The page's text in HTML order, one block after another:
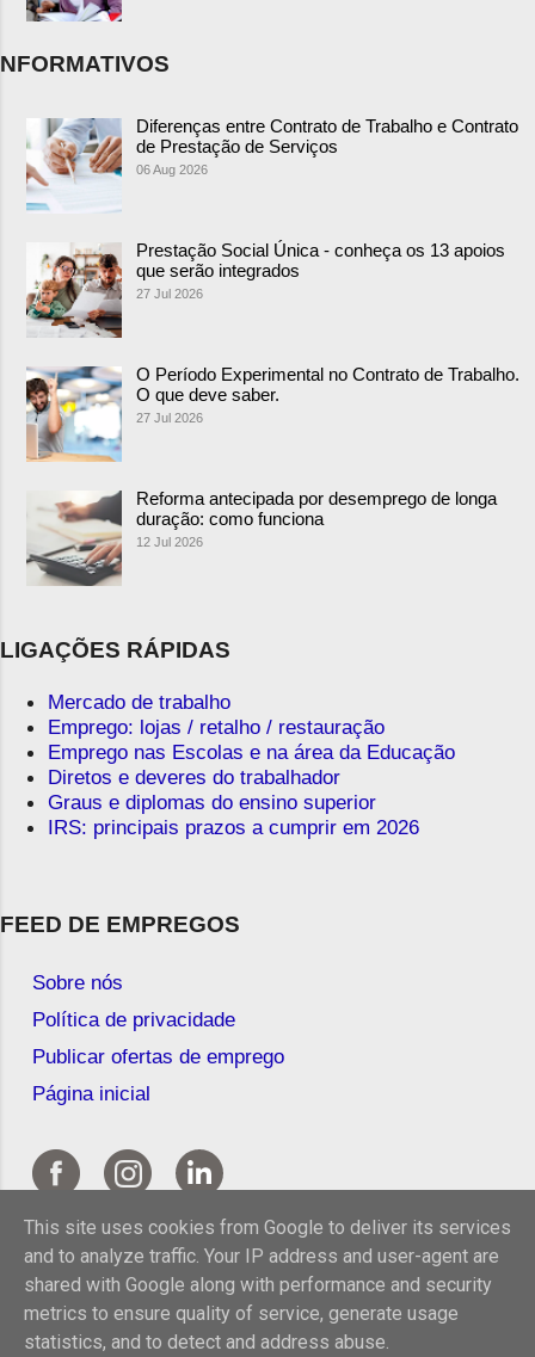
NFORMATIVOS
Diferenças entre Contrato de Trabalho e Contrato
de Prestação de Serviços
06 Aug 2026
Prestação Social Única - conheça os 13 apoios
que serão integrados
27 Jul 2026
O Período Experimental no Contrato de Trabalho.
O que deve saber.
27 Jul 2026
Reforma antecipada por desemprego de longa
duração: como funciona
12 Jul 2026
LIGAÇÕES RÁPIDAS
Mercado de trabalho
Emprego: lojas / retalho / restauração
Emprego nas Escolas e na área da Educação
Diretos e deveres do trabalhador
Graus e diplomas do ensino superior
IRS: principais prazos a cumprir em 2026
FEED DE EMPREGOS
Sobre nós
Política de privacidade
Publicar ofertas de emprego
Página inicial
This site uses cookies from Google to deliver its services
and to analyze traffic. Your IP address and user-agent are
shared with Google along with performance and security
metrics to ensure quality of service, generate usage
statistics, and to detect and address abuse.